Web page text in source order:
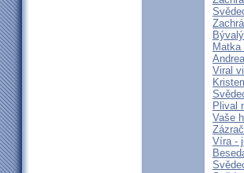
Viral
Plival
Vaše
Víra -